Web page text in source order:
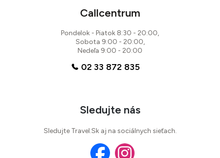
Callcentrum
Pondelok - Piatok 8:30 - 20:00,
Sobota 9:00 - 20:00,
Nedeľa 9:00 - 20:00
02 33 872 835
Sledujte nás
Sledujte Travel.Sk aj na sociálnych sieťach.